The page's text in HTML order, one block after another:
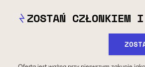
ZOSTAŃ